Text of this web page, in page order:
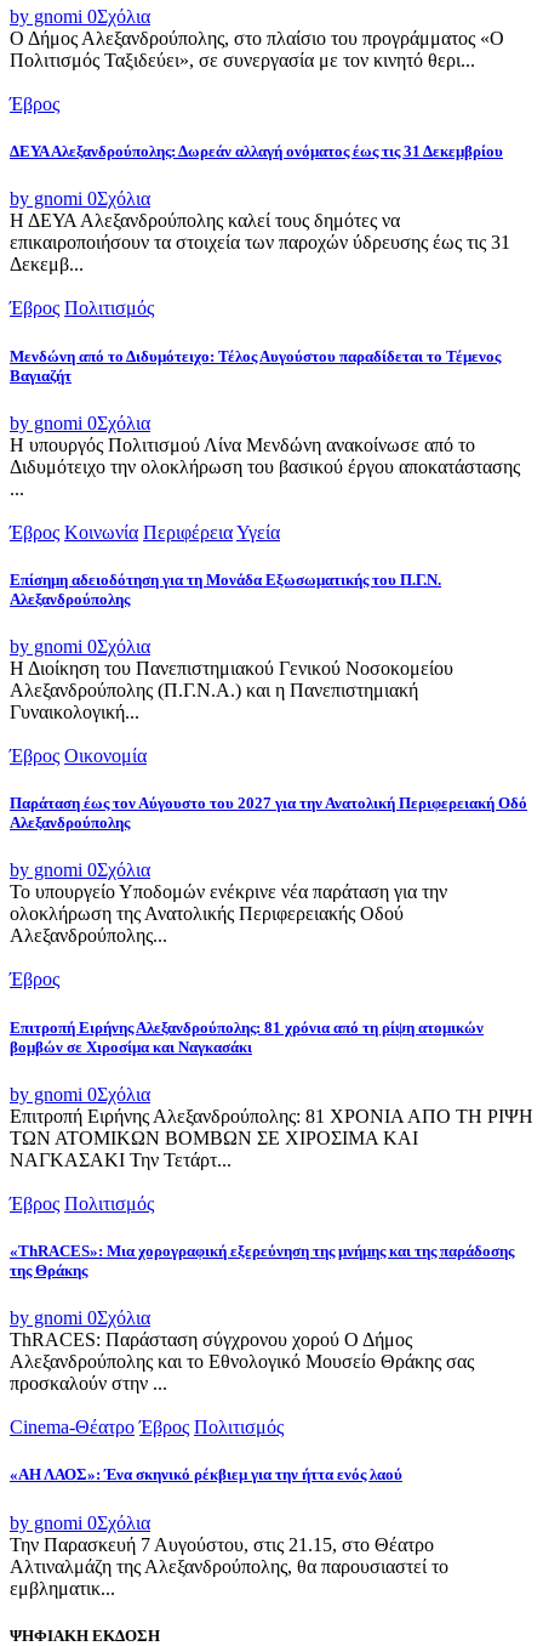
by gnomi 0Σχόλια
Ο Δήμος Αλεξανδρούπολης, στο πλαίσιο του προγράμματος «Ο
Πολιτισμός Ταξιδεύει», σε συνεργασία με τον κινητό θερι...
Έβρος
ΔΕΥΑ Αλεξανδρούπολης: Δωρεάν αλλαγή ονόματος έως τις 31 Δεκεμβρίου
by gnomi 0Σχόλια
Η ΔΕΥΑ Αλεξανδρούπολης καλεί τους δημότες να
επικαιροποιήσουν τα στοιχεία των παροχών ύδρευσης έως τις 31
Δεκεμβ...
Έβρος Πολιτισμός
Μενδώνη από το Διδυμότειχο: Τέλος Αυγούστου παραδίδεται το Τέμενος
Βαγιαζήτ
by gnomi 0Σχόλια
Η υπουργός Πολιτισμού Λίνα Μενδώνη ανακοίνωσε από το
Διδυμότειχο την ολοκλήρωση του βασικού έργου αποκατάστασης
...
Έβρος Κοινωνία ΠεριφέρειαΥγεία
Επίσημη αδειοδότηση για τη Μονάδα Εξωσωματικής του Π.Γ.Ν.
Αλεξανδρούπολης
by gnomi 0Σχόλια
Η Διοίκηση του Πανεπιστημιακού Γενικού Νοσοκομείου
Αλεξανδρούπολης (Π.Γ.Ν.Α.) και η Πανεπιστημιακή
Γυναικολογική...
Έβρος Οικονομία
Παράταση έως τον Αύγουστο του 2027 για την Ανατολική Περιφερειακή Οδό
Αλεξανδρούπολης
by gnomi 0Σχόλια
Το υπουργείο Υποδομών ενέκρινε νέα παράταση για την
ολοκλήρωση της Ανατολικής Περιφερειακής Οδού
Αλεξανδρούπολης...
Έβρος
Επιτροπή Ειρήνης Αλεξανδρούπολης: 81 χρόνια από τη ρίψη ατομικών
βομβών σε Χιροσίμα και Ναγκασάκι
by gnomi 0Σχόλια
Επιτροπή Ειρήνης Αλεξανδρούπολης: 81 ΧΡΟΝΙΑ ΑΠΟ ΤΗ ΡΙΨΗ
ΤΩΝ ΑΤΟΜΙΚΩΝ ΒΟΜΒΩΝ ΣΕ ΧΙΡΟΣΙΜΑ ΚΑΙ
ΝΑΓΚΑΣΑΚΙ Την Τετάρτ...
Έβρος Πολιτισμός
«ThRACES»: Μια χορογραφική εξερεύνηση της μνήμης και της παράδοσης
της Θράκης
by gnomi 0Σχόλια
ThRACES: Παράσταση σύγχρονου χορού Ο Δήμος
Αλεξανδρούπολης και το Εθνολογικό Μουσείο Θράκης σας
προσκαλούν στην ...
Cinema-Θέατρο Έβρος Πολιτισμός
«ΑΗ ΛΑΟΣ»: Ένα σκηνικό ρέκβιεμ για την ήττα ενός λαού
by gnomi 0Σχόλια
Την Παρασκευή 7 Αυγούστου, στις 21.15, στο Θέατρο
Αλτιναλμάζη της Αλεξανδρούπολης, θα παρουσιαστεί το
εμβληματικ...
ΨΗΦΙΑΚΗ ΕΚΔΟΣΗ